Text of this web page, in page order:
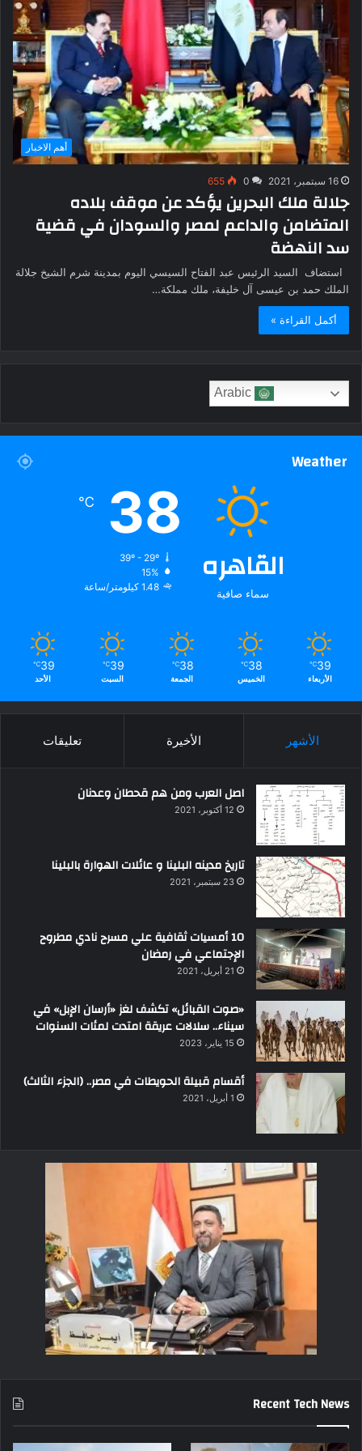
أهم الاخبار
16 سبتمبر، 2021 0
655
جلالة ملك البحرين يؤكد عن موقف بلاده
المتضامن والداعم لمصر والسودان في قضية
سد النهضة
استضاف السيد الرئيس عبد الفتاح السيسي اليوم بمدينة شرم الشيخ جلالة
الملك حمد بن عيسى آل خليفة، ملك مملكة…
أكمل القراءة »
Weather
القاهره
سماء صافية
38
℃
39º - 29º
15%
1.48 كيلومتر/ساعة
39
℃
الأربعاء
38
℃
الخميس
38
℃
الجمعة
39
℃
السبت
39
℃
الأحد
الأشهر الأخيرة تعليقات
اصل العرب ومن هم قحطان وعدنان
12 أكتوبر، 2021
تاريخ مدينه البلينا و عائلات الهوارة بالبلينا
23 سبتمبر، 2021
10 أمسيات ثقافية علي مسرح نادي مطروح
الإجتماعي في رمضان
21 أبريل، 2021
«صوت القبائل» تكشف لغز «أرسان الإبل» في
سيناء.. سلالات عريقة امتدت لمئات السنوات
15 يناير، 2023
أقسام قبيلة الحويطات في مصر.. (الجزء الثالث)
1 أبريل، 2021
Recent Tech News